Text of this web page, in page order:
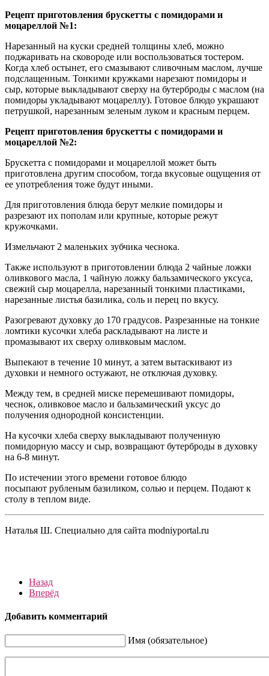
Рецепт приготовления брускетты с помидорами и
моцареллой №1:
Нарезанный на куски средней толщины хлеб, можно
поджаривать на сковороде или воспользоваться тостером.
Когда хлеб остынет, его смазывают сливочным маслом, лучше
подслащенным. Тонкими кружками нарезают помидоры и
сыр, которые выкладывают сверху на бутерброды с маслом (на
помидоры укладывают моцареллу). Готовое блюдо украшают
петрушкой, нарезанным зеленым луком и красным перцем.
Рецепт приготовления брускетты с помидорами и
моцареллой №2:
Брускетта с помидорами и моцареллой может быть
приготовлена другим способом, тогда вкусовые ощущения от
ее употребления тоже будут иными.
Для приготовления блюда берут мелкие помидоры и
разрезают их пополам или крупные, которые режут
кружочками.
Измельчают 2 маленьких зубчика чеснока.
Также используют в приготовлении блюда 2 чайные ложки
оливкового масла, 1 чайную ложку бальзамического уксуса,
свежий сыр моцарелла, нарезанный тонкими пластиками,
нарезанные листья базилика, соль и перец по вкусу.
Разогревают духовку до 170 градусов. Разрезанные на тонкие
ломтики кусочки хлеба раскладывают на листе и
промазывают их сверху оливковым маслом.
Выпекают в течение 10 минут, а затем вытаскивают из
духовки и немного остужают, не отключая духовку.
Между тем, в средней миске перемешивают помидоры,
чеснок, оливковое масло и бальзамический уксус до
получения однородной консистенции.
На кусочки хлеба сверху выкладывают полученную
помидорную массу и сыр, возвращают бутерброды в духовку
на 6-8 минут.
По истечении этого времени готовое блюдо
посыпают рубленым базиликом, солью и перцем. Подают к
столу в теплом виде.
Наталья Ш. Специально для сайта modniyportal.ru
Назад
Вперёд
Добавить комментарий
Имя (обязательное)